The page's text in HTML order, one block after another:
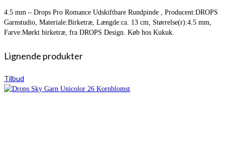
4.5 mm – Drops Pro Romance Udskiftbare Rundpinde , Producent:DROPS
Garnstudio, Materiale:Birketræ, Længde:ca. 13 cm, Størrelse(r):4.5 mm,
Farve:Mørkt birketræ, fra DROPS Design. Køb hos Kukuk.
Lignende produkter
Tilbud